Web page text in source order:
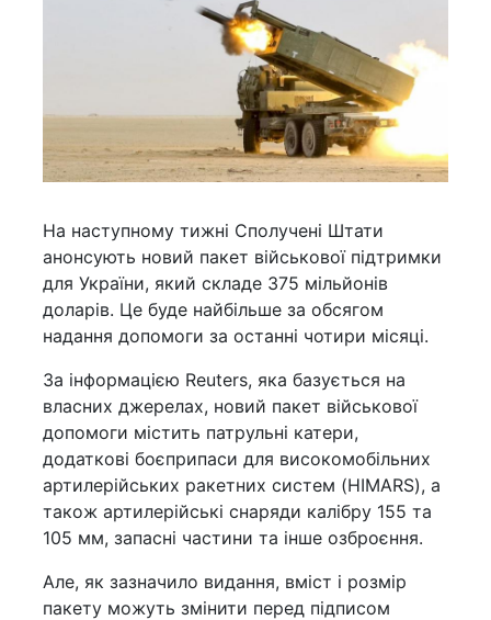
На наступному тижні Сполучені Штати
анонсують новий пакет військової підтримки
для України, який складе 375 мільйонів
доларів. Це буде найбільше за обсягом
надання допомоги за останні чотири місяці.
За інформацією Reuters, яка базується на
власних джерелах, новий пакет військової
допомоги містить патрульні катери,
додаткові боєприпаси для високомобільних
артилерійських ракетних систем (HIMARS), а
також артилерійські снаряди калібру 155 та
105 мм, запасні частини та інше озброєння.
Але, як зазначило видання, вміст і розмір
пакету можуть змінити перед підписом